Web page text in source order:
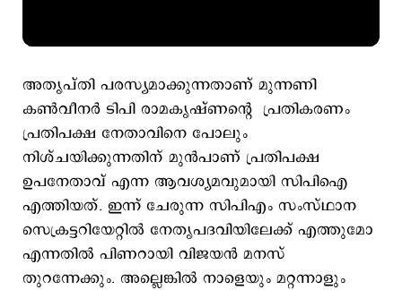
അതൃപ്തി പരസ്യമാക്കുന്നതാണ് മുന്നണി
കണ്‍വീനര്‍ ടിപി രാമകൃഷ്ണന്‍റെ പ്രതികരണം
പ്രതിപക്ഷ നേതാവിനെ പോലും
നിശ്ചയിക്കുന്നതിന് മുന്‍പാണ് പ്രതിപക്ഷ
ഉപനേതാവ് എന്ന ആവശ്യമവുമായി സിപിഐ
എത്തിയത്. ഇന്ന് ചേരുന്ന സിപിഎം സംസ്ഥാന
സെക്രട്ടറിയേറ്റില്‍ നേതൃപദവിയിലേക്ക് എത്തുമോ
എന്നതില്‍ പിണറായി വിജയന്‍ മനസ്
തുറന്നേക്കും. അല്ലെങ്കില്‍ നാളെയും മറ്റന്നാളും